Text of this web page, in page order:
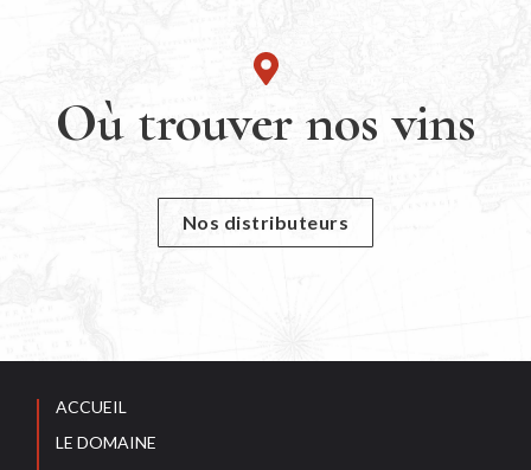
Où trouver nos vins
Nos distributeurs
ACCUEIL
LE DOMAINE